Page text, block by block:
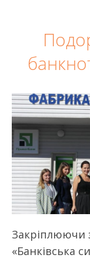
Закріплюючи
«Банківська